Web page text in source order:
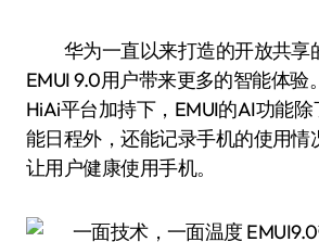
华为一直以来打造的开放共享
EMUI 9.0用户带来更多的智能体验
HiAi平台加持下，EMUI的AI功能
能日程外，还能记录手机的使用情
让用户健康使用手机。